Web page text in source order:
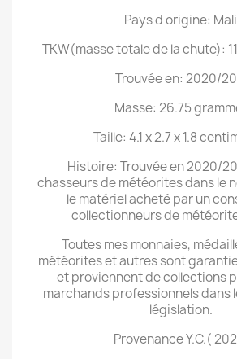
Pays d origine: Mali
TKW(masse totale de la chute):
Trouvée en: 2020/
Masse: 26.75
Taille: 4.1 x 2.7 x 1.8
Histoire: Trouvée en 2020/
chasseurs de météorites dans le
le matériel acheté par un
collectionneurs de
Toutes mes monnaies,
météorites et autres sont
et proviennent de collections
marchands professionnels dans
législation.
Provenance Y.C.(